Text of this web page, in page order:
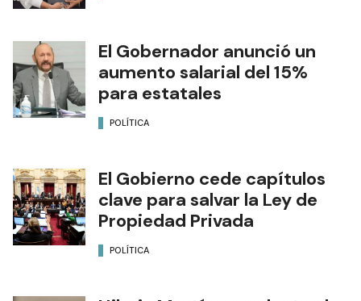
El Gobernador anunció un
aumento salarial del 15%
para estatales
POLÍTICA
El Gobierno cede capítulos
clave para salvar la Ley de
Propiedad Privada
POLÍTICA